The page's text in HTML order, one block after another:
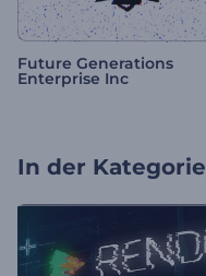
Future Generations
Enterprise Inc
In der Kategorie